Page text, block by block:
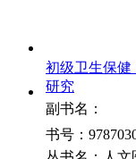
初级卫生保健
研究
副书名：
书号：